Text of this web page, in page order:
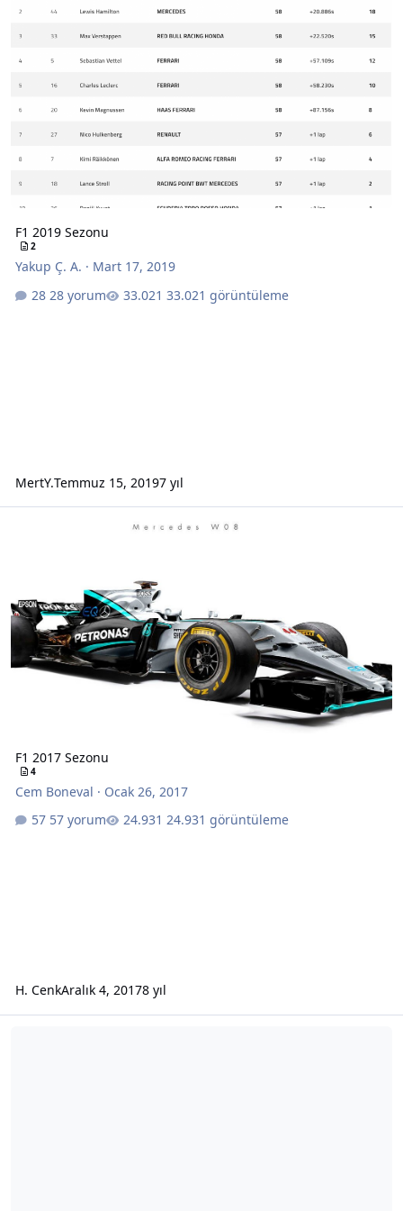
F1 2019 Sezonu
2
Yakup Ç. A. · Mart 17, 2019
28 yorum
33.021 görüntüleme
MertY.Temmuz 15, 20197 yıl
F1 2017 Sezonu
4
Cem Boneval · Ocak 26, 2017
57 yorum
24.931 görüntüleme
H. CenkAralık 4, 20178 yıl